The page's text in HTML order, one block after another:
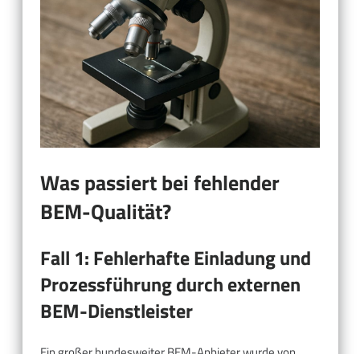
Was passiert bei fehlender
BEM-Qualität?
Fall 1: Fehlerhafte Einladung und
Prozessführung durch externen
BEM-Dienstleister